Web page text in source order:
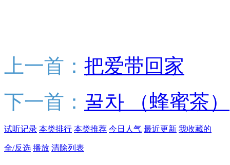
上一首： 把爱带回家
下一首： 꿀차 （蜂蜜茶）
试听记录 本类排行 本类推荐 今日人气 最近更新 我收藏的
全/反选 播放 清除列表